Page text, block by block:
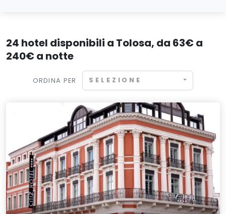
24 hotel disponibili a Tolosa, da 63€ a
240€ a notte
ORDINA PER SELEZIONE